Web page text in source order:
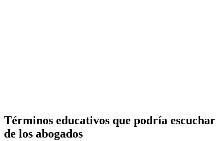
Términos educativos que podría escuchar
de los abogados